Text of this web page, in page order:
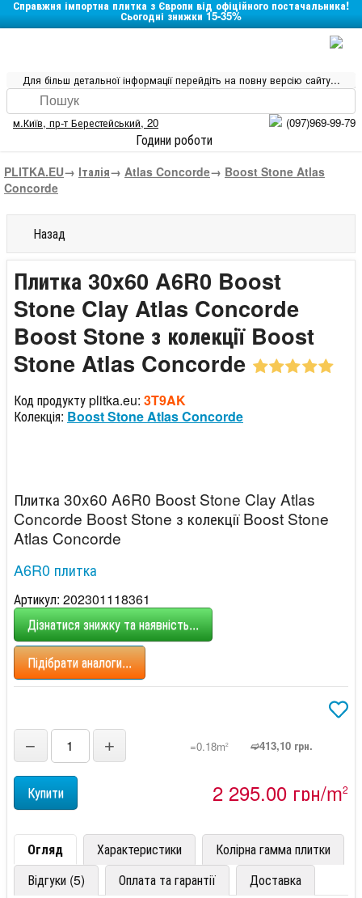
Справжня імпортна плитка з Європи від офіційного постачальника!
Сьогодні знижки 15-35%
Для більш детальної інформації перейдіть на повну версію сайту...
м.Київ, пр-т Берестейський, 20 (097)969-99-79
Години роботи
PLITKA.EU→ Італія→ Atlas Concorde→ Boost Stone Atlas
Concorde
Назад
Плитка 30x60 A6R0 Boost
Stone Clay Atlas Concorde
Boost Stone з колекції Boost
Stone Atlas Concorde
Код продукту plitka.eu: 3T9AK
Колекція: Boost Stone Atlas Concorde
Плитка 30x60 A6R0 Boost Stone Clay Atlas
Concorde Boost Stone з колекції Boost Stone
Atlas Concorde
A6R0 плитка
Артикул: 202301118361
Дізнатися знижку та наявність...
Підібрати аналоги...
− + =0.18m2 ➫413,10 грн.
2 295,00 грн/m2
Огляд Характеристики
Колірна гамма плитки
Відгуки (5)
Оплата та гарантії Доставка